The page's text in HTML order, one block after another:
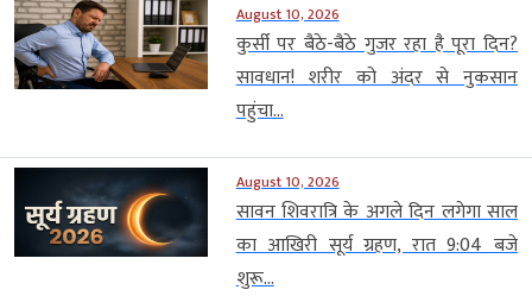
August 10, 2026
कुर्सी पर बैठे-बैठे गुजर रहा है पूरा दिन?
सावधान! शरीर को अंदर से नुकसान
पहुंचा...
August 10, 2026
सावन शिवरात्रि के अगले दिन लगेगा साल
का आखिरी सूर्य ग्रहण, रात 9:04 बजे
शुरू...